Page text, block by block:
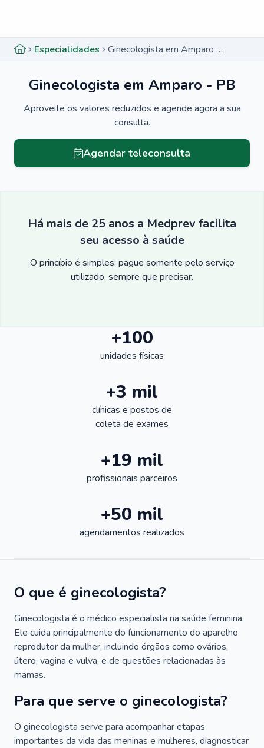
Especialidades Ginecologista em Amparo - PB
Ginecologista em Amparo - PB
Aproveite os valores reduzidos e agende agora a sua
consulta.
Agendar teleconsulta
Há mais de 25 anos a Medprev facilita
seu acesso à saúde
O princípio é simples: pague somente pelo serviço
utilizado, sempre que precisar.
+100
unidades físicas
+3 mil
clínicas e postos de
coleta de exames
+19 mil
profissionais parceiros
+50 mil
agendamentos realizados
O que é ginecologista?
Ginecologista é o médico especialista na saúde feminina.
Ele cuida principalmente do funcionamento do aparelho
reprodutor da mulher, incluindo órgãos como ovários,
útero, vagina e vulva, e de questões relacionadas às
mamas.
Para que serve o ginecologista?
O ginecologista serve para acompanhar etapas
importantes da vida das meninas e mulheres, diagnosticar